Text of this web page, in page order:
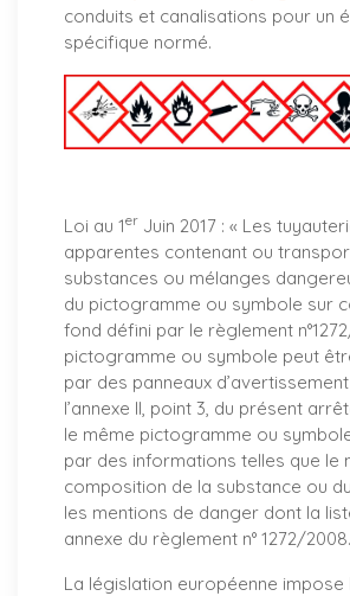
conduits et canalisations pour un
spécifique normé.
Loi au 1er Juin 2017 : « Les
apparentes contenant ou
substances ou mélanges
du pictogramme ou symbole sur
fond défini par le règlement
pictogramme ou symbole peut
par des panneaux
l’annexe II, point 3, du présent
le même pictogramme ou
par des informations telles que le
composition de la substance ou
les mentions de danger dont la
annexe du règlement n° 1272/
La législation européenne impose